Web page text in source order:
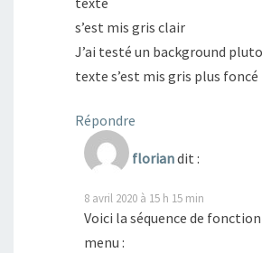
s’est mis gris clair
J’ai testé un background
texte s’est mis gris plus foncé
Répondre
floriandit :
8 avril 2020 à 15 h 15 min
Voici la séquence de
menu :